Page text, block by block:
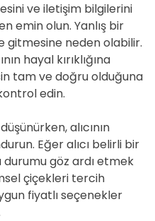
ve iletişim bilgilerini
emin olun. Yanlış bir
gitmesine neden olabilir.
hayal kırıklığına
tam ve doğru olduğuna
edin.
alıcının
Eğer alıcı belirli bir
göz ardı etmek
çiçekleri tercih
fiyatlı seçenekler